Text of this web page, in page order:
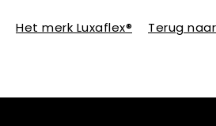
Het merk Luxaflex® Terug